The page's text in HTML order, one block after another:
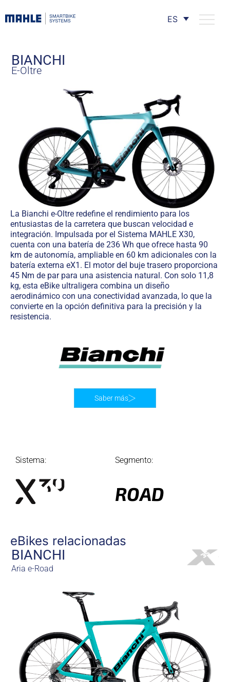
ES
BIANCHI
E-Oltre
La Bianchi e-Oltre redefine el rendimiento para los
entusiastas de la carretera que buscan velocidad e
integración. Impulsada por el Sistema MAHLE X30,
cuenta con una batería de 236 Wh que ofrece hasta 90
km de autonomía, ampliable en 60 km adicionales con la
batería externa eX1. El motor del buje trasero proporciona
45 Nm de par para una asistencia natural. Con solo 11,8
kg, esta eBike ultraligera combina un diseño
aerodinámico con una conectividad avanzada, lo que la
convierte en la opción definitiva para la precisión y la
resistencia.
Sistema: Segmento:
ROAD
Saber más
eBikes relacionadas
BIANCHI
Aria e-Road